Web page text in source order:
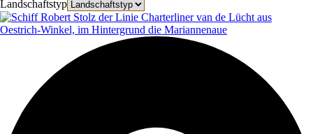
Landschaftstyp